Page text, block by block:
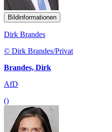
Bildinformationen
Dirk Brandes
© Dirk Brandes/Privat
Brandes, Dirk
AfD
()